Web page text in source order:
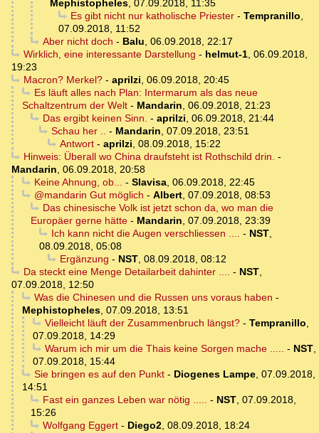
Mephistopheles, 07.09.2018, 11:35
Es gibt nicht nur katholische Priester- Tempranillo,
07.09.2018, 11:52
Aber nicht doch - Balu, 06.09.2018, 22:17
Wirklich, eine interessante Darstellung - helmut-1, 06.09.2018,
19:23
Macron? Merkel?- aprilzi, 06.09.2018, 20:45
Es läuft alles nach Plan: Intermarum als das neue
Schaltzentrum der Welt - Mandarin, 06.09.2018, 21:23
Das ergibt keinen Sinn. - aprilzi, 06.09.2018, 21:44
Schau her .. - Mandarin, 07.09.2018, 23:51
Antwort- aprilzi, 08.09.2018, 15:22
Hinweis: Überall wo China draufsteht ist Rothschild drin. -
Mandarin, 06.09.2018, 20:58
Keine Ahnung, ob... - Slavisa, 06.09.2018, 22:45
@mandarin Gut möglich - Albert, 07.09.2018, 08:53
Das chinesische Volk ist jetzt schon da, wo man die
Europäer gerne hätte - Mandarin, 07.09.2018, 23:39
Ich kann nicht die Augen verschliessen .... - NST,
08.09.2018, 05:08
Ergänzung - NST, 08.09.2018, 08:12
Da steckt eine Menge Detailarbeit dahinter .... - NST,
07.09.2018, 12:50
Was die Chinesen und die Russen uns voraus haben -
Mephistopheles, 07.09.2018, 13:51
Vielleicht läuft der Zusammenbruch längst?- Tempranillo,
07.09.2018, 14:29
Warum ich mir um die Thais keine Sorgen mache ..... - NST,
07.09.2018, 15:44
Sie bringen es auf den Punkt- Diogenes Lampe, 07.09.2018,
14:51
Fast ein ganzes Leben war nötig ..... - NST, 07.09.2018,
15:26
Wolfgang Eggert- Diego2, 08.09.2018, 18:24